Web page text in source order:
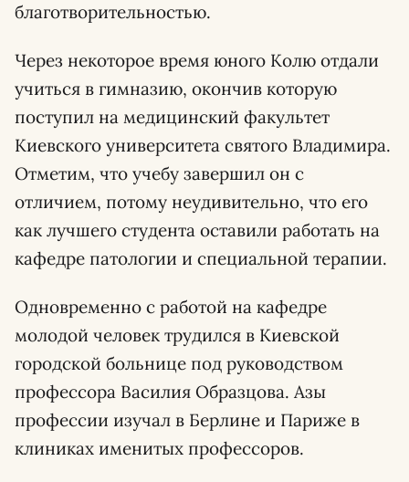
благотворительностью.
Через некоторое время юного Колю отдали
учиться в гимназию, окончив которую
поступил на медицинский факультет
Киевского университета святого Владимира.
Отметим, что учебу завершил он с
отличием, потому неудивительно, что его
как лучшего студента оставили работать на
кафедре патологии и специальной терапии.
Одновременно с работой на кафедре
молодой человек трудился в Киевской
городской больнице под руководством
профессора Василия Образцова. Азы
профессии изучал в Берлине и Париже в
клиниках именитых профессоров.